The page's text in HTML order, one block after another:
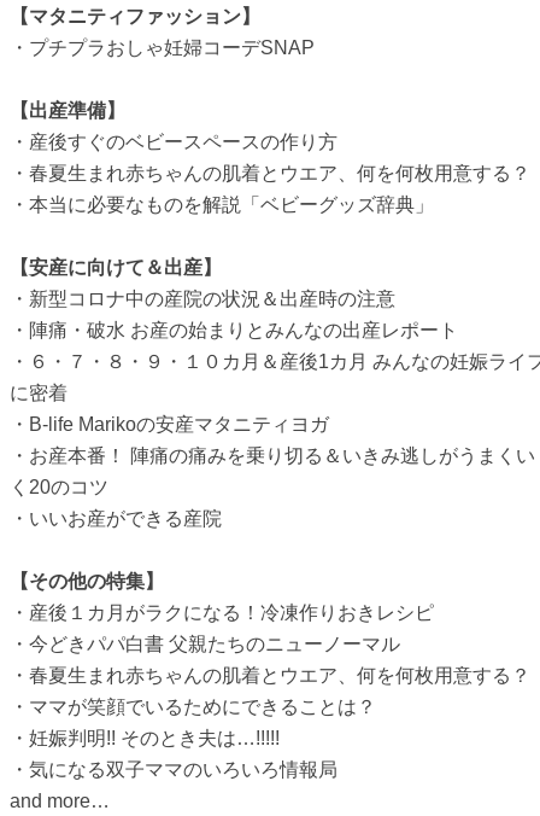
【マタニティファッション】
・ プチプラおしゃ妊婦コーデSNAP
【出産準備】
・ 産後すぐのベビースペースの作り方
・春夏生まれ赤ちゃんの肌着とウエア、何を何枚用意する？
・本当に必要なものを解説「ベビーグッズ辞典」
【安産に向けて＆出産】
・ 新型コロナ中の産院の状況＆出産時の注意
・ 陣痛・破水 お産の始まりとみんなの出産レポート
・ ６・７・８・９・１０カ月＆産後1カ月 みんなの妊娠ライ
に密着
・B-life Marikoの安産マタニティヨガ
・お産本番！ 陣痛の痛みを乗り切る＆いきみ逃しがうまくい
く20のコツ
・いいお産ができる産院
【その他の特集】
・産後１カ月がラクになる！冷凍作りおきレシピ
・今どきパパ白書 父親たちのニューノーマル
・春夏生まれ赤ちゃんの肌着とウエア、何を何枚用意する？
・ママが笑顔でいるためにできることは？
・妊娠判明!! そのとき夫は…!!!!!
・気になる双子ママのいろいろ情報局
and more…